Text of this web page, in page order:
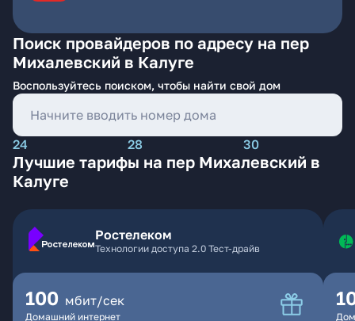
Поиск провайдеров по адресу на пер
Михалевский в Калуге
Воспользуйтесь поиском, чтобы найти свой дом
24 28 30
Лучшие тарифы на пер Михалевский в
Калуге
Ростелеком
Технологии доступа 2.0 Тест-драйв
100 мбит/сек
Домашний интернет